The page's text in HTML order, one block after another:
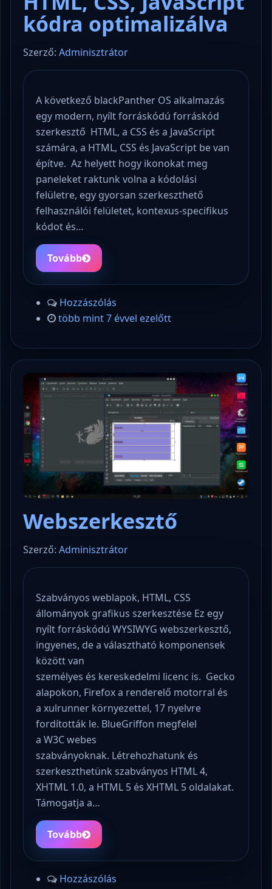
kódra optimalizálva
Szerző: Adminisztrátor
A következő blackPanther OS alkalmazás
egy modern, nyílt forráskódú forráskód
szerkesztő HTML, a CSS és a JavaScript
számára, a HTML, CSS és JavaScript be van
építve. Az helyett hogy ikonokat meg
paneleket raktunk volna a kódolási
felületre, egy gyorsan szerkeszthető
felhasználói felületet, kontexus-specifikus
kódot és…
Tovább
Hozzászólás
több mint 7 évvel ezelőtt
Webszerkesztő
Szerző: Adminisztrátor
Szabványos weblapok, HTML, CSS
állományok grafikus szerkesztése Ez egy
nyílt forráskódú WYSIWYG webszerkesztő,
ingyenes, de a választható komponensek
között van
személyes és kereskedelmi licenc is. Gecko
alapokon, Firefox a renderelő motorral és
a xulrunner környezettel, 17 nyelvre
fordították le. BlueGriffon megfelel
a W3C webes
szabványoknak. Létrehozhatunk és
szerkeszthetünk szabványos HTML 4,
XHTML 1.0, a HTML 5 és XHTML 5 oldalakat.
Támogatja a…
Tovább
Hozzászólás